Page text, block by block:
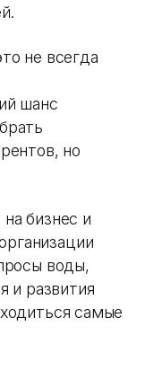
не всегда
шанс
но
бизнес и
воды,
и развития
самые